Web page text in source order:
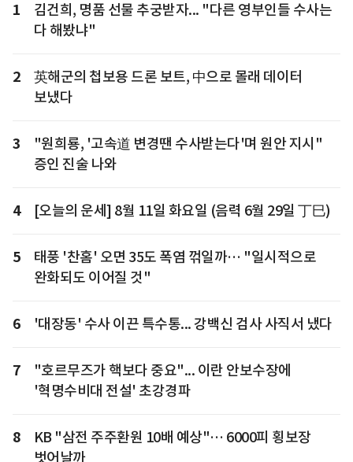
1
김건희, 명품 선물 추궁받자... "다른 영부인들 수사는
다 해봤냐"
2
英해군의 첩보용 드론 보트, 中으로 몰래 데이터
보냈다
3
"원희룡, '고속道 변경땐 수사받는다'며 원안 지시"
증인 진술 나와
4 [오늘의 운세] 8월 11일 화요일 (음력 6월 29일 丁巳)
5
태풍 '찬홈' 오면 35도 폭염 꺾일까… "일시적으로
완화되도 이어질 것"
6 '대장동' 수사 이끈 특수통... 강백신 검사 사직서 냈다
7
"호르무즈가 핵보다 중요"... 이란 안보수장에
'혁명수비대 전설' 초강경파
8
KB "삼전 주주환원 10배 예상"… 6000피 횡보장
벗어날까